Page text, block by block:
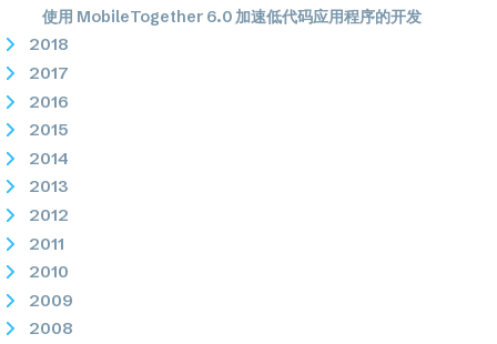
使用 MobileTogether 6.0 加速低代码应用程序的开发
2018
2017
2016
2015
2014
2013
2012
2011
2010
2009
2008